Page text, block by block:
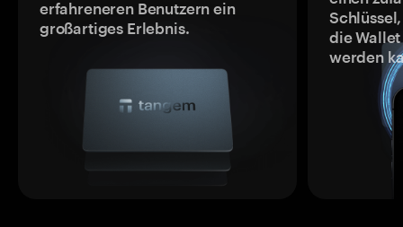
erfahreneren Benutzern ein
großartiges Erlebnis.
die
werden